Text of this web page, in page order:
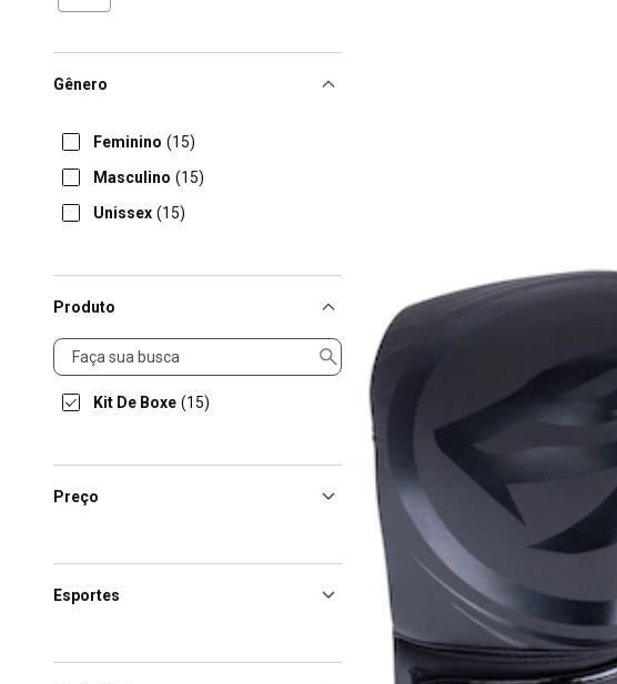
Gênero
Feminino (15)
Masculino (15)
Unissex (15)
Produto
Produto
Kit De Boxe (15)
Preço
Esportes